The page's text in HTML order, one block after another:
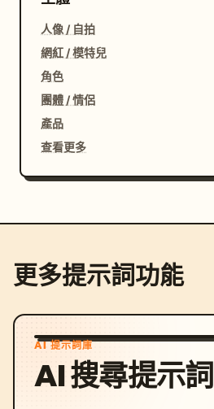
人像 / 自拍
網紅 / 模特兒
角色
團體 / 情侶
產品
查看更多
更多提示詞功能
AI 提示詞庫
AI 搜尋提示詞